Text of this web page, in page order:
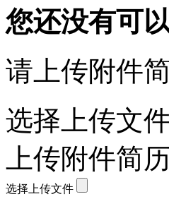
您还没有可
请上传附件
选择上传文
上传附件简
选择上传文件